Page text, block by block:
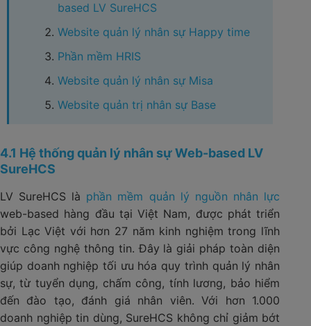
based LV SureHCS
Website quản lý nhân sự Happy time
Phần mềm HRIS
Website quản lý nhân sự Misa
Website quản trị nhân sự Base
4.1 Hệ thống quản lý nhân sự Web-based LV
SureHCS
LV SureHCS là phần mềm quản lý nguồn nhân lực
web-based hàng đầu tại Việt Nam, được phát triển
bởi Lạc Việt với hơn 27 năm kinh nghiệm trong lĩnh
vực công nghệ thông tin. Đây là giải pháp toàn diện
giúp doanh nghiệp tối ưu hóa quy trình quản lý nhân
sự, từ tuyển dụng, chấm công, tính lương, bảo hiểm
đến đào tạo, đánh giá nhân viên. Với hơn 1.000
doanh nghiệp tin dùng, SureHCS không chỉ giảm bớt